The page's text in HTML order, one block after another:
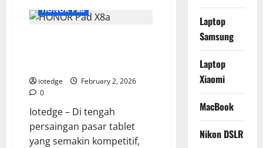
a7
V,
dan
Rekaman
60p
Tanpa
Crop
HONOR Pad
iotedge
February 2, 2026
0
Iotedge – Di tengah
persaingan pasar tablet
yang semakin kompetitif,
Laptop
Samsung
Laptop
Xiaomi
MacBook
Nikon DSLR